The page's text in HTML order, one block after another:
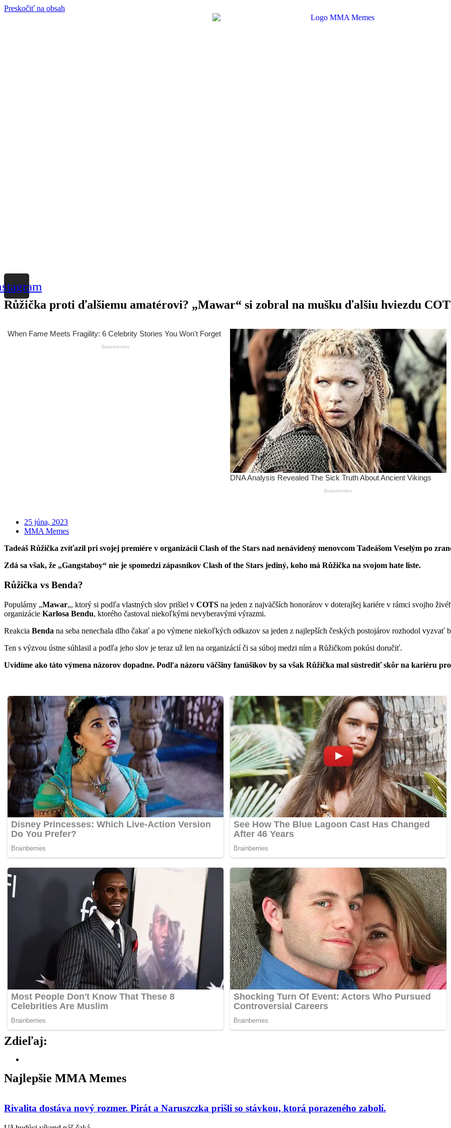
Preskočiť na obsah
Růžička proti ďalšiemu amatérovi? „Mawar“ si zobral na mušku ďalšiu hviezdu
25 júna, 2023
MMA Memes
Tadeáš Růžička zvíťazil pri svojej premiére v organizácii Clash of the Stars nad nenávidený menovcom Tadeášom Veselým po
Zdá sa však, že „Gangstaboy“ nie je spomedzi zápasníkov Clash of the Stars jediný, koho má Růžička na svojom hate liste.
Růžička vs Benda?
Populárny „Mawar„, ktorý si podľa vlastných slov prišiel v COTS na jeden z najväčších honorárov v doterajšej kariére v rámci svojho
organizácie Karlosa Bendu, ktorého častoval niekoľkými nevyberavými výrazmi.
Reakcia Benda na seba nenechala dlho čakať a po výmene niekoľkých odkazov sa jeden z najlepších českých postojárov rozhodol vyzvať
Ten s výzvou ústne súhlasil a podľa jeho slov je teraz už len na organizácií či sa súboj medzi ním a Růžičkom pokúsi doručiť.
Uvidíme ako táto výmena názorov dopadne. Podľa názoru väčšiny fanúšikov by sa však Růžička mal sústrediť skôr na kariéru
Zdieľaj:
Najlepšie MMA Memes
Rivalita dostáva nový rozmer. Pirát a Naruszczka prišli so stávkou, ktorá porazeného zabolí.